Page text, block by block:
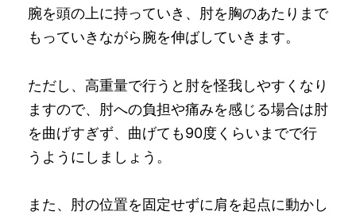
腕を頭の上に持っていき、肘を胸のあたりまで
もっていきながら腕を伸ばしていきます。
ただし、高重量で行うと肘を怪我しやすくなり
ますので、肘への負担や痛みを感じる場合は肘
を曲げすぎず、曲げても90度くらいまでで行
うようにしましょう。
また、肘の位置を固定せずに肩を起点に動かし